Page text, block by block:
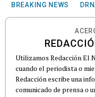
BREAKING NEWS
Utilizamos Redacción El
cuando el periodista o
Redacción escribe una
comunicado de prensa o